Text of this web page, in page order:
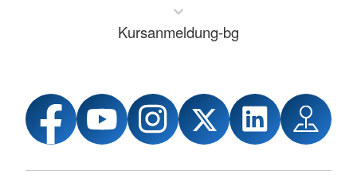
Kursanmeldung-bg